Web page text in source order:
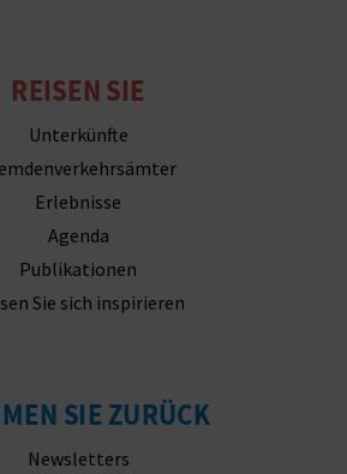
REISEN SIE
Unterkünfte
Erlebnisse
Agenda
Publikationen
Sie sich inspirieren
SIE ZURÜCK
Newsletters